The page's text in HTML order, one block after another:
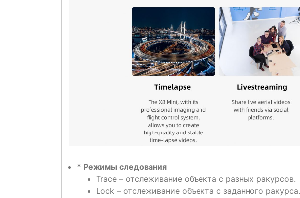
* Режимы следования
Trace – отслеживание объекта с разных ракурсов.
Lock – отслеживание объекта с заданного ракурса.